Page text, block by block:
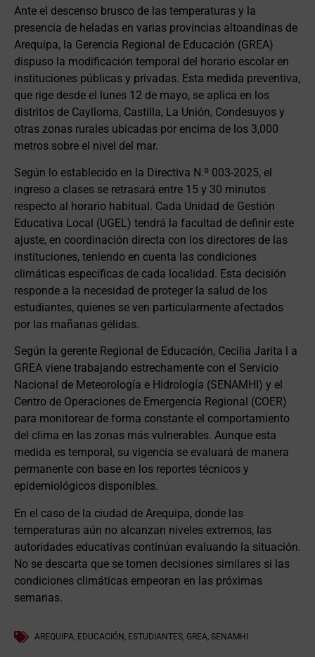
Ante el descenso brusco de las temperaturas y la
presencia de heladas en varias provincias altoandinas de
Arequipa, la Gerencia Regional de Educación (GREA)
dispuso la modificación temporal del horario escolar en
instituciones públicas y privadas. Esta medida preventiva,
que rige desde el lunes 12 de mayo, se aplica en los
distritos de Caylloma, Castilla, La Unión, Condesuyos y
otras zonas rurales ubicadas por encima de los 3,000
metros sobre el nivel del mar.
Según lo establecido en la Directiva N.º 003-2025, el
ingreso a clases se retrasará entre 15 y 30 minutos
respecto al horario habitual. Cada Unidad de Gestión
Educativa Local (UGEL) tendrá la facultad de definir este
ajuste, en coordinación directa con los directores de las
instituciones, teniendo en cuenta las condiciones
climáticas específicas de cada localidad. Esta decisión
responde a la necesidad de proteger la salud de los
estudiantes, quienes se ven particularmente afectados
por las mañanas gélidas.
Según la gerente Regional de Educación, Cecilia Jarita l a
GREA viene trabajando estrechamente con el Servicio
Nacional de Meteorología e Hidrología (SENAMHI) y el
Centro de Operaciones de Emergencia Regional (COER)
para monitorear de forma constante el comportamiento
del clima en las zonas más vulnerables. Aunque esta
medida es temporal, su vigencia se evaluará de manera
permanente con base en los reportes técnicos y
epidemiológicos disponibles.
En el caso de la ciudad de Arequipa, donde las
temperaturas aún no alcanzan niveles extremos, las
autoridades educativas continúan evaluando la situación.
No se descarta que se tomen decisiones similares si las
condiciones climáticas empeoran en las próximas
semanas.
AREQUIPA, EDUCACIÓN , ESTUDIANTES, GREA, SENAMHI